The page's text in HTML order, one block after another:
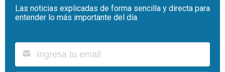
Las noticias explicadas de forma sencilla y directa para
entender lo más importante del día.